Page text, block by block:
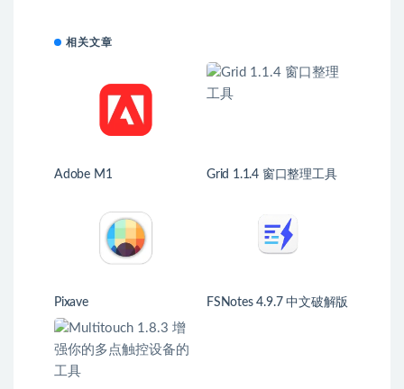
相关文章
Adobe M1 Grid 1.1.4 窗口整理工具
Pixave
FSNotes 4.9.7 中文破解版